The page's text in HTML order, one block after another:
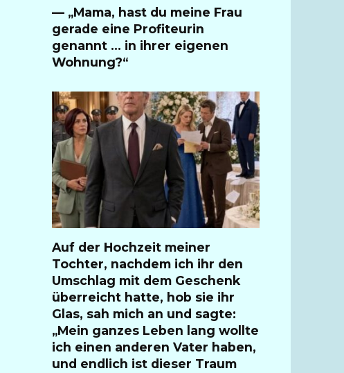
— „Mama, hast du meine Frau
gerade eine Profiteurin
genannt … in ihrer eigenen
Wohnung?“
Auf der Hochzeit meiner
Tochter, nachdem ich ihr den
Umschlag mit dem Geschenk
überreicht hatte, hob sie ihr
Glas, sah mich an und sagte:
„Mein ganzes Leben lang wollte
ich einen anderen Vater haben,
und endlich ist dieser Traum